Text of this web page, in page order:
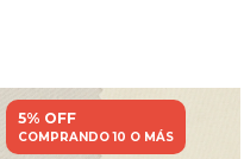
5% OFF
COMPRANDO 10 O MÁS